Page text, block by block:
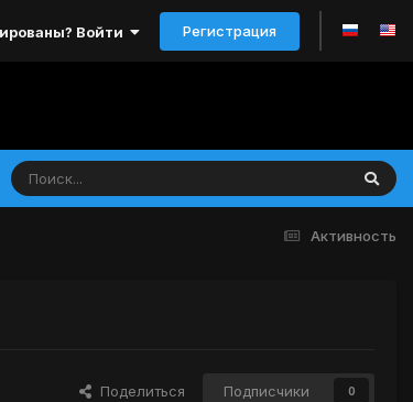
Войти Регистрация
Активность
Поделиться Подписчики 0